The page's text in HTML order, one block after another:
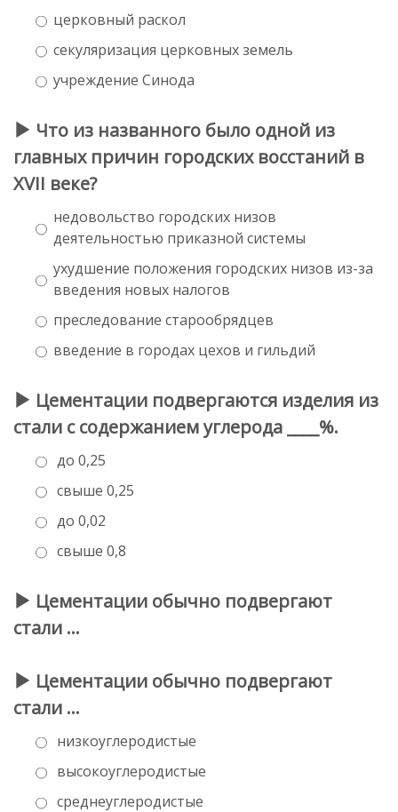
церковный раскол
секуляризация церковных земель
учреждение Синода
Что из названного было одной из
главных причин городских восстаний в
XVII веке?
недовольство городских низов
деятельностью приказной системы
ухудшение положения городских низов из-за
введения новых налогов
преследование старообрядцев
введение в городах цехов и гильдий
Цементации подвергаются изделия из
стали с содержанием углерода ____%.
до 0,25
свыше 0,25
до 0,02
свыше 0,8
Цементации обычно подвергают
стали …
Цементации обычно подвергают
стали …
низкоуглеродистые
высокоуглеродистые
среднеуглеродистые